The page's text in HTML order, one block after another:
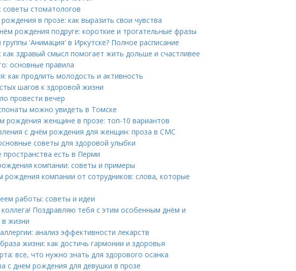
советы стоматологов
в прозе: как выразить свои чувства
рождения подруге: короткие и трогательные фразы
'Анимация' в Иркутске? Полное расписание
здравый смысл помогает жить дольше и счастливее
основные правила
как продлить молодость и активность
шагов к здоровой жизни
провести вечер
можно увидеть в Томске
рождения женщине в прозе: топ-10 вариантов
с днём рождения для женщин: проза в СМС
советы для здоровой улыбки
есть в Перми
компании: советы и примеры
рождения компании от сотрудников: слова, которые
работы: советы и идеи
Поздравляю тебя с этим особенным днём и
жизни
анализ эффективности лекарств
жизни: как достичь гармонии и здоровья
все, что нужно знать для здорового осанка
с днем рождения для девушки в прозе